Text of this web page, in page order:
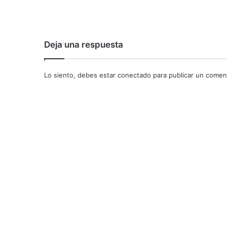
Deja una respuesta
Lo siento, debes estar conectado para publicar un